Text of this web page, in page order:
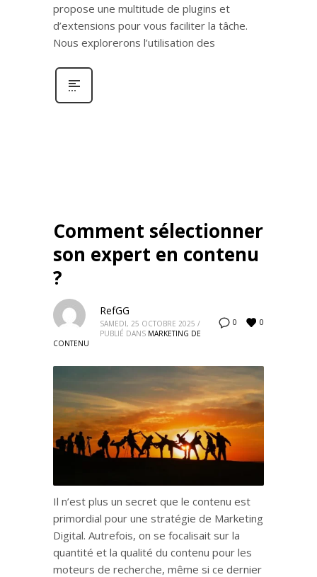
propose une multitude de plugins et
d’extensions pour vous faciliter la tâche.
Nous explorerons l’utilisation des
Comment sélectionner
son expert en contenu
?
0 0
RefGG
SAMEDI, 25 OCTOBRE 2025 /
PUBLIÉ DANS MARKETING DE
CONTENU
Il n’est plus un secret que le contenu est
primordial pour une stratégie de Marketing
Digital. Autrefois, on se focalisait sur la
quantité et la qualité du contenu pour les
moteurs de recherche, même si ce dernier